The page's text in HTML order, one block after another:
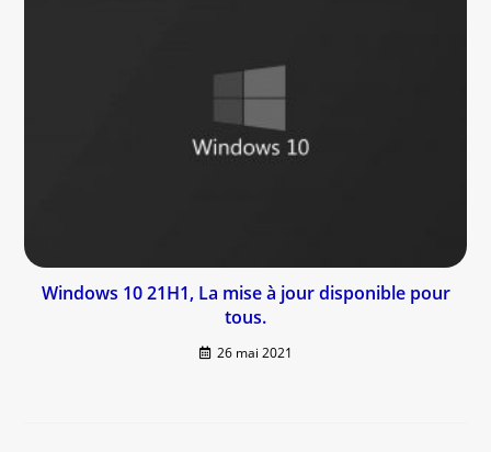
Windows 10 21H1, La mise à jour disponible pour
tous.
26 mai 2021